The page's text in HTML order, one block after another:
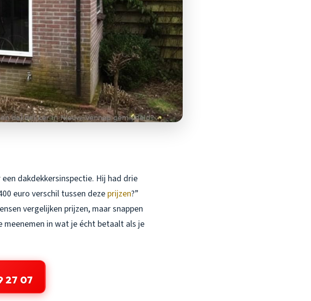
dakdekkersinspectie. Hij had drie
euro verschil tussen deze prijzen?”
vergelijken prijzen, maar snappen
meenemen in wat je écht betaalt als je
27 07